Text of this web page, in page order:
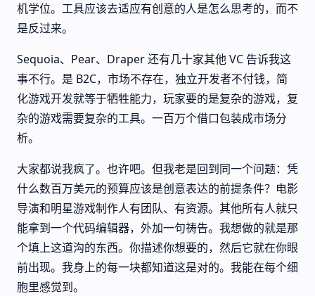
机学位。工具应该去适应有创意的人是怎么思考的，而不
是反过来。
Sequoia、Pear、Draper 还有几十家其他 VC 告诉我这
事不行。是 B2C，市场不存在，独立开发者不付钱，简
化游戏开发就等于牺牲能力，玩家要的是复杂的游戏，复
杂的游戏需要复杂的工具。一百万个借口包装成市场分
析。
大家都说我疯了。也许吧。但我老是回到同一个问题：凭
什么数百万美元的预算应该是创意表达的前提条件？电影
导演和明星游戏制作人有团队、有资源。其他所有人就只
能拿到一个代码编辑器，外加一句祷告。我想做的就是那
个填上这道沟的东西。你描述你想要的，然后它就在你眼
前出现。我身上的每一块都知道这是对的。我能在每个细
胞里感觉到。